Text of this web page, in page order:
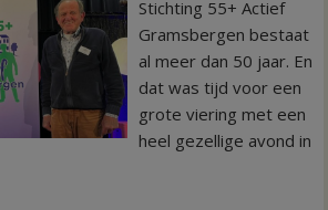
Stichting 55+ Actief
Gramsbergen bestaat
al meer dan 50 jaar. En
dat was tijd voor een
grote viering met een
heel gezellige avond in